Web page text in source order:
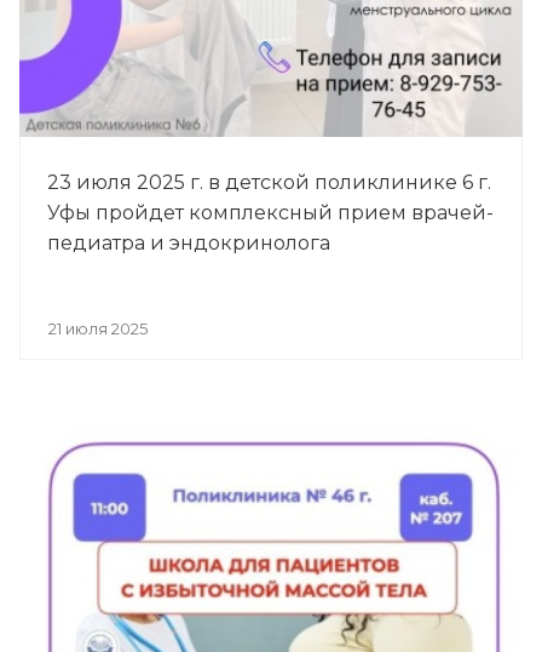
23 июля 2025 г. в детской поликлинике 6 г.
Уфы пройдет комплексный прием врачей-
педиатра и эндокринолога
21 июля 2025